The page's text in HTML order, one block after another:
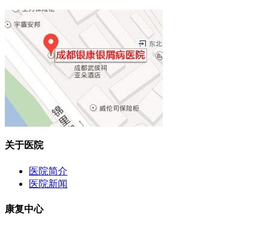
关于医院
医院简介
医院新闻
康复中心